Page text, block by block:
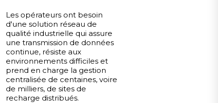
Les opérateurs ont besoin
d'une solution réseau de
qualité industrielle qui assure
une transmission de données
continue, résiste aux
environnements difficiles et
prend en charge la gestion
centralisée de centaines, voire
de milliers, de sites de
recharge distribués.